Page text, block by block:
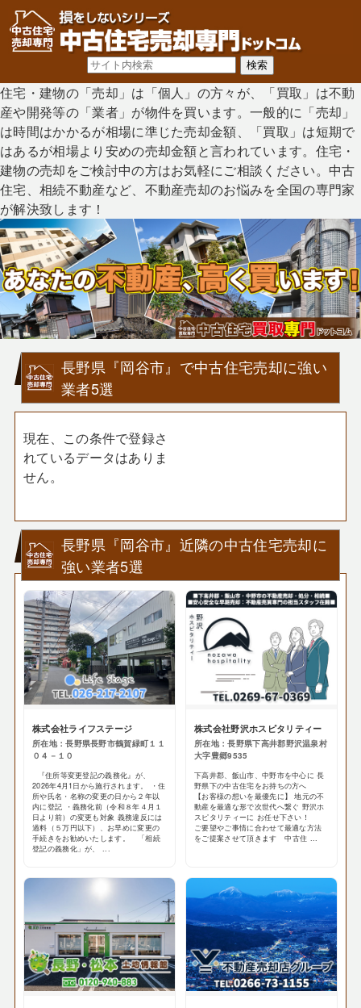
住宅・建物の「売却」は「個人」の方々が、「買取」は不動
産や開発等の「業者」が物件を買います。一般的に「売却」
は時間はかかるが相場に準じた売却金額、「買取」は短期で
はあるが相場より安めの売却金額と言われています。住宅・
建物の売却をご検討中の方はお気軽にご相談ください。中古
住宅、相続不動産など、不動産売却のお悩みを全国の専門家
が解決致します！
長野県『岡谷市』で中古住宅売却に強い
業者5選
現在、この条件で登録さ
れているデータはありま
せん。
長野県『岡谷市』近隣の中古住宅売却に
強い業者5選
株式会社ライフステージ
所在地：長野県長野市鶴賀緑町１１
０４－１０
『住所等変更登記の義務化』が、
2026年4月1日から施行されます。 ・住
所や氏名・名称の変更の日から２年以
内に登記 ・義務化前（令和８年４月１
日より前）の変更も対象 義務違反には
過料（５万円以下）、お早めに変更の
手続きをお勧めいたします。 「相続
登記の義務化」が、 ...
株式会社野沢ホスピタリティー
所在地：長野県下高井郡野沢温泉村
大字豊郷9535
下高井郡、飯山市、中野市を中心に 長
野県下の中古住宅をお持ちの方へ
【お客様の想いを最優先に】 地元の不
動産を最適な形で次世代へ繋ぐ 野沢ホ
スピタリティーに お任せ下さい！
ご要望やご事情に合わせて最適な方法
をご提案させて頂きます 中古住 ...